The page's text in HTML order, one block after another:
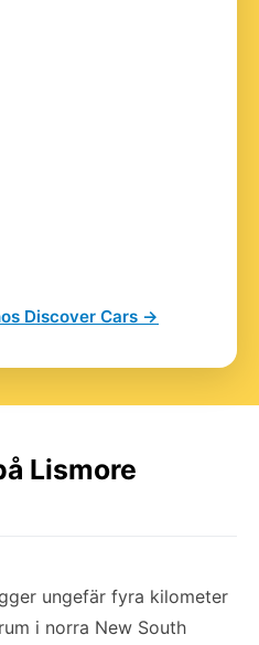
Discover Cars →
Lismore
ungefär fyra kilometer
i norra New South